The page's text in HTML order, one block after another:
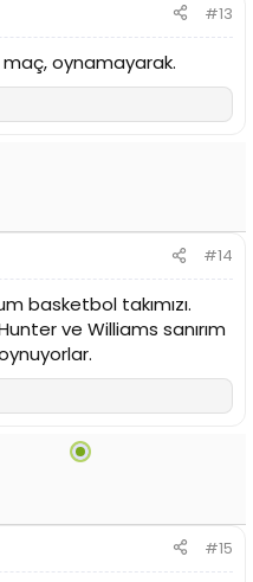
#13
maç, oynamayarak.
#14
basketbol takımızı.
ve Williams sanırım
#15